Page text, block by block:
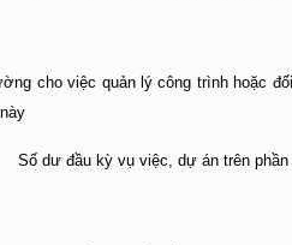
cho việc quản lý công trình hoặc